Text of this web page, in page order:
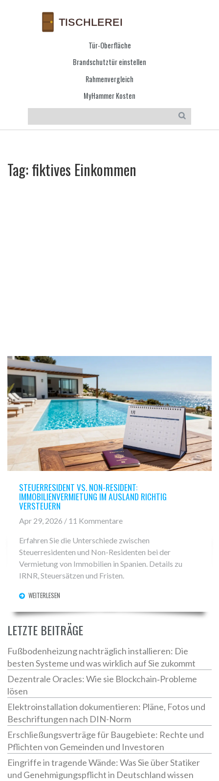
Tür-Oberfläche
Brandschutztür einstellen
Rahmenvergleich
MyHammer Kosten
Tag: fiktives Einkommen
STEUERRESIDENT VS. NON-RESIDENT:
IMMOBILIENVERMIETUNG IM AUSLAND RICHTIG
VERSTEUERN
Apr 29, 2026 / 11 Kommentare
Erfahren Sie die Unterschiede zwischen
Steuerresidenten und Non-Residenten bei der
Vermietung von Immobilien in Spanien. Details zu
IRNR, Steuersätzen und Fristen.
WEITERLESEN
LETZTE BEITRÄGE
Fußbodenheizung nachträglich installieren: Die
besten Systeme und was wirklich auf Sie zukommt
Dezentrale Oracles: Wie sie Blockchain‑Probleme
lösen
Elektroinstallation dokumentieren: Pläne, Fotos und
Beschriftungen nach DIN-Norm
Erschließungsverträge für Baugebiete: Rechte und
Pflichten von Gemeinden und Investoren
Eingriffe in tragende Wände: Was Sie über Statiker
und Genehmigungspflicht in Deutschland wissen